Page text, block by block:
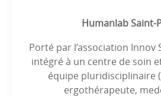
Humanlab Saint-
Porté par l’association Innov
intégré à un centre de soin
équipe pluridisciplinaire
ergothérapeute,